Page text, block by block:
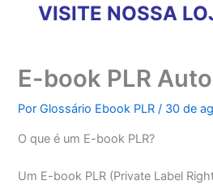
VISITE NOSSA
E-book PLR
PorGlossário Ebook PLR/ 30 de
O que é um E-book PLR?
Um E-book PLR (Private Label